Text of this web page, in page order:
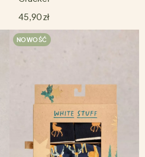
45,90 zł
NOWOŚĆ